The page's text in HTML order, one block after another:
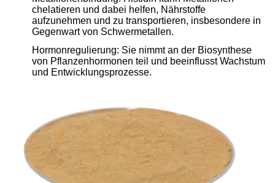
chelatieren und dabei helfen, Nährstoffe
aufzunehmen und zu transportieren, insbesondere in
Gegenwart von Schwermetallen.
Hormonregulierung: Sie nimmt an der Biosynthese
von Pflanzenhormonen teil und beeinflusst Wachstum
und Entwicklungsprozesse.